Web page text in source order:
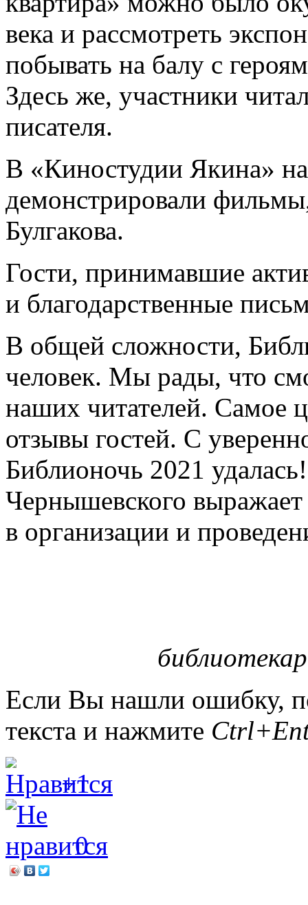
века и рассмотреть
побывать на балу с
Здесь же, участники
писателя.
В «Киностудии Якина»
демонстрировали
Булгакова.
Гости, принимавшие
и благодарственные
В общей сложности,
человек. Мы рады, что
наших читателей. Самое
отзывы гостей. С
Библионочь 2021
Чернышевского выражает
в организации и
Если Вы нашли ошибку,
текста и нажмите
+1
0